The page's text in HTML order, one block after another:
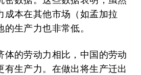
成本在其他市场（如孟加拉
生产力也非常低。
体的劳动力相比，中国的劳动
有生产力。在做出将生产迁出